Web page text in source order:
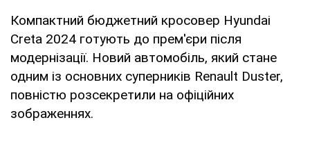
Компактний бюджетний кросовер Hyundai
Creta 2024 готують до прем'єри після
модернізації. Новий автомобіль, який стане
одним із основних суперників Renault Duster,
повністю розсекретили на офіційних
зображеннях.